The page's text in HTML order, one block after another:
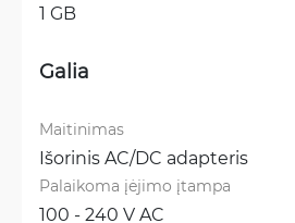
1 GB
Galia
Maitinimas
Išorinis AC/DC adapteris
Palaikoma įėjimo įtampa
100 - 240 V AC